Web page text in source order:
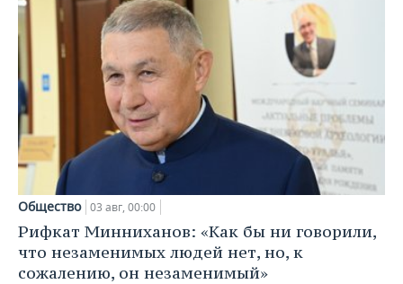
Общество 03 авг, 00:00
Рифкат Минниханов: «Как бы ни говорили,
что незаменимых людей нет, но, к
сожалению, он незаменимый»